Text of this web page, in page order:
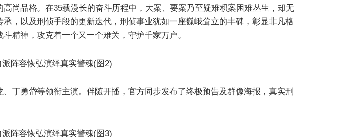
尚品格。在35载漫长的奋斗历程中，大案、要案乃至疑难积案困难丛生，却无
，以及刑侦手段的更新迭代，刑侦事业犹如一座巍峨耸立的丰碑，彰显非凡格
精神，攻克着一个又一个难关，守护千家万户。
丁勇岱等领衔主演。伴随开播，官方同步发布了终极预告及群像海报，真实刑